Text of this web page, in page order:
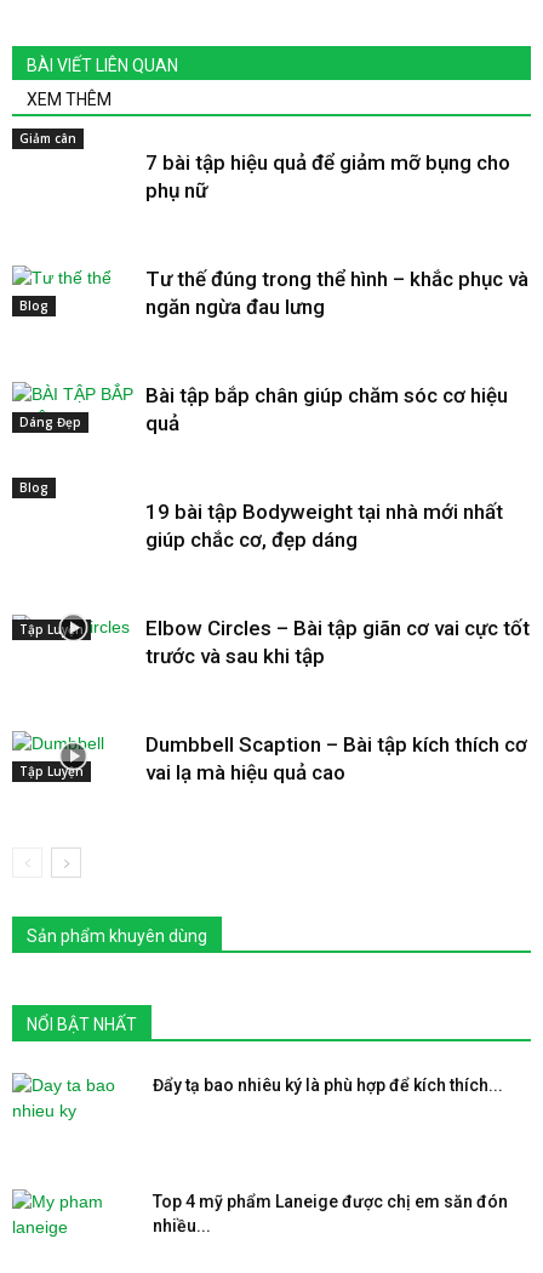
BÀI VIẾT LIÊN QUAN
XEM THÊM
Giảm cân
7 bài tập hiệu quả để giảm mỡ bụng cho
phụ nữ
Blog
Tư thế đúng trong thể hình – khắc phục và
ngăn ngừa đau lưng
Dáng Đẹp
Bài tập bắp chân giúp chăm sóc cơ hiệu
quả
Blog
19 bài tập Bodyweight tại nhà mới nhất
giúp chắc cơ, đẹp dáng
Tập Luyện
Elbow Circles – Bài tập giãn cơ vai cực tốt
trước và sau khi tập
Tập Luyện
Dumbbell Scaption – Bài tập kích thích cơ
vai lạ mà hiệu quả cao
Sản phẩm khuyên dùng
NỔI BẬT NHẤT
Đẩy tạ bao nhiêu ký là phù hợp để kích thích...
Top 4 mỹ phẩm Laneige được chị em săn đón
nhiều...